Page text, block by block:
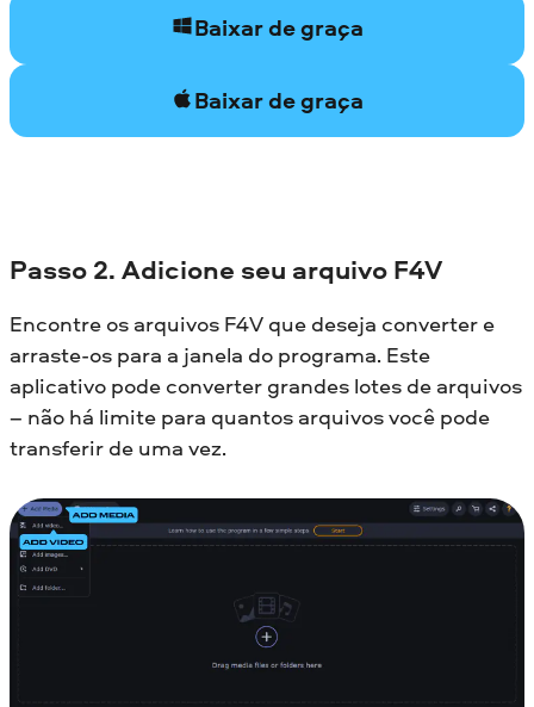
Baixar de graça
Baixar de graça
Passo 2. Adicione seu arquivo F4V
Encontre os arquivos F4V que deseja converter e
arraste-os para a janela do programa. Este
aplicativo pode converter grandes lotes de arquivos
– não há limite para quantos arquivos você pode
transferir de uma vez.